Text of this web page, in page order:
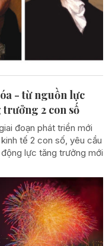
- từ nguồn lực
2 con số
đoạn phát triển mới
tế 2 con số, yêu cầu
lực tăng trưởng mới